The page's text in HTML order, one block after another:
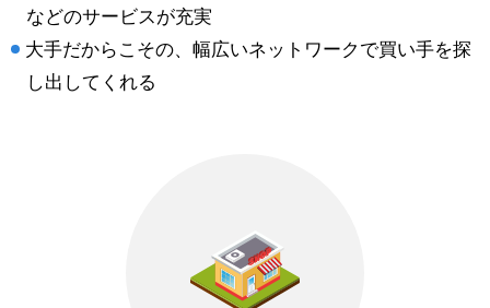
などのサービスが充実
大手だからこその、幅広いネットワークで買い手を探
し出してくれる